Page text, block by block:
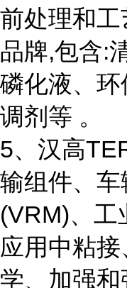
前处理和
品牌,包含:
磷化液、
调剂等 。
5、汉高
输组件、
(VRM)、工
应用中粘
学、加强